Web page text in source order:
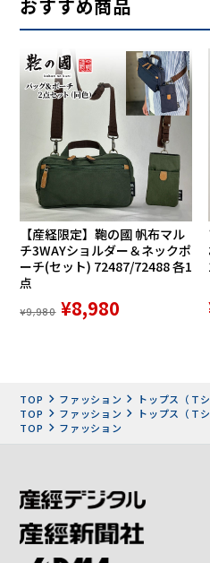
おすすめ商品
【産経限定】鞄の國 帆布マル
チ3WAYショルダー＆ネックポ
ーチ(セット) 72487/72488 各1
点
¥9,980 ¥8,980
TOP ファッション トップス（Ｔ
TOP
ファッション
トップス（Ｔ
TOP
ファッション